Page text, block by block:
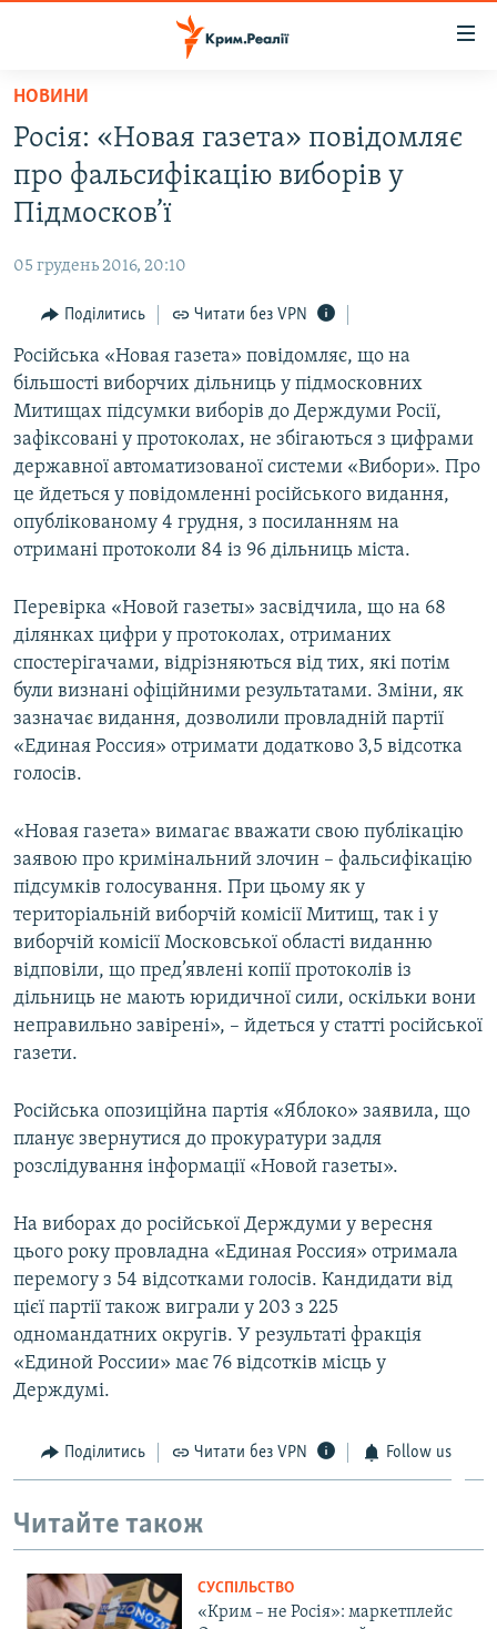
Перейти
основного
матеріалу
Перейти
до
основної
навігації
Перейти
пошуку
ВОДА.КРИМ
ВІДЕО ТА ФОТО
БЛОГИ
ПОГЛЯД
ІНТЕРВ'Ю
СПЕЦПРОЕКТИ
ДЕПОРТАЦІЯ
ВІДЕОУРОКИ «ELIFBE»
СВІДЧЕННЯ ОКУПАЦІЇ
УКРАЇНСЬКА ПРОБЛЕМА КРИМУ
ІНФОГРАФІКА
ЯК ОБІЙТИ БЛОКУВАННЯ
Русский
ДОЛУЧАЙСЯ!
Усі сайти RFE/RL
НОВИНИ
Росія: «Новая газета» повідомляє
про фальсифікацію виборів у
Підмосков’ї
05 грудень 2016, 20:10
Поділитись Читати без VPN
Російська «Новая газета» повідомляє, що на
більшості виборчих дільниць у підмосковних
Митищах підсумки виборів до Держдуми Росії,
зафіксовані у протоколах, не збігаються з цифрами
державної автоматизованої системи «Вибори». Про
це йдеться у повідомленні російського видання,
опублікованому 4 грудня, з посиланням на
отримані протоколи 84 із 96 дільниць міста.
Перевірка «Новой газеты» засвідчила, що на 68
ділянках цифри у протоколах, отриманих
спостерігачами, відрізняються від тих, які потім
були визнані офіційними результатами. Зміни, як
зазначає видання, дозволили провладній партії
«Единая Россия» отримати додатково 3,5 відсотка
голосів.
«Новая газета» вимагає вважати свою публікацію
заявою про кримінальний злочин – фальсифікацію
підсумків голосування. При цьому як у
територіальній виборчій комісії Митищ, так і у
виборчій комісії Московської області виданню
відповіли, що пред’явлені копії протоколів із
дільниць не мають юридичної сили, оскільки вони
неправильно завірені», – йдеться у статті російської
газети.
Російська опозиційна партія «Яблоко» заявила, що
планує звернутися до прокуратури задля
розслідування інформації «Новой газеты».
На виборах до російської Держдуми у вересня
цього року провладна «Единая Россия» отримала
перемогу з 54 відсотками голосів. Кандидати від
цієї партії також виграли у 203 з 225
одномандатних округів. У результаті фракція
«Единой России» має 76 відсотків місць у
Держдумі.
Поділитись Читати без VPN Follow us
Читайте також
СУСПІЛЬСТВО
«Крим – не Росія»: маркетплейс